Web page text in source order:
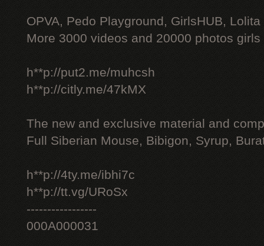
OPVA, Pedo Playground, GirlsHUB, Lolita
More 3000 videos and 20000 photos
h**p://put2.me/muhcsh
h**p://citly.me/47kMX
The new and exclusive material and
Full Siberian Mouse, Bibigon, Syrup,
h**p://4ty.me/ibhi7c
h**p://tt.vg/URoSx
-----------------
000A000031